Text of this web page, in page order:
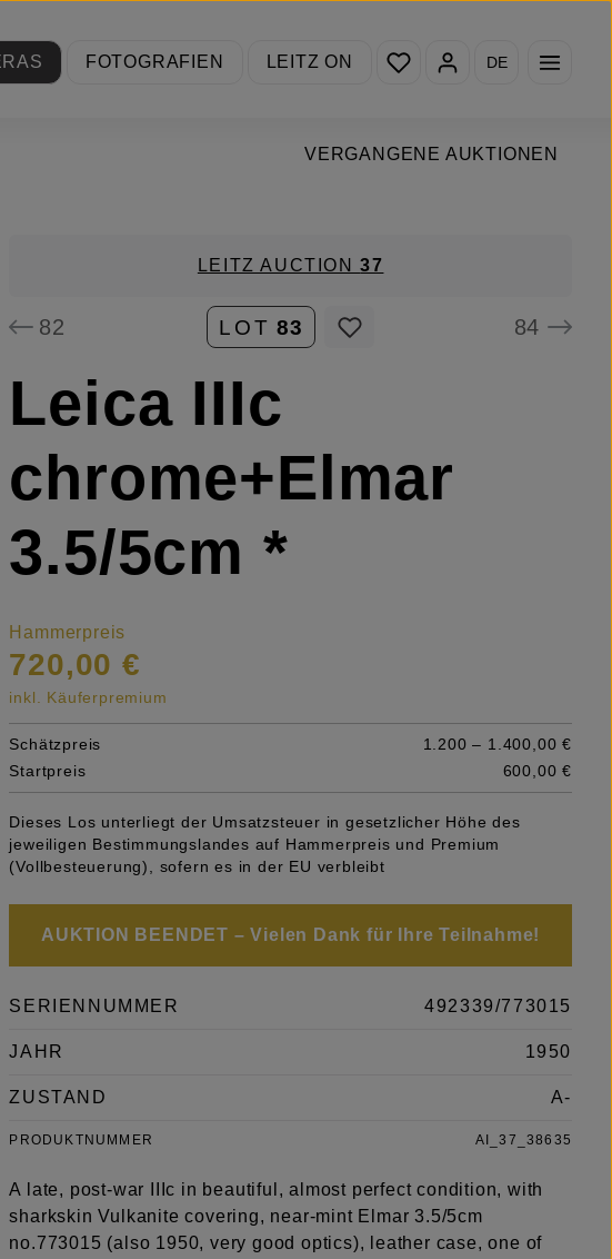
FOTOGRAFIEN LEITZ ON
Du hast 0 Produkte auf
DE
VERGANGENE AUKTIONEN
LEITZ AUCTION37
82 LOT 83 84
Leica IIIc
chrome+Elmar
3.5/5cm *
Hammerpreis
720,00 €
inkl. Käuferpremium
Schätzpreis
1.200 – 1.400,00 €
Startpreis
600,00 €
Dieses Los unterliegt der Umsatzsteuer in gesetzlicher Höhe des
jeweiligen Bestimmungslandes auf Hammerpreis und Premium
(Vollbesteuerung), sofern es in der EU verbleibt
AUKTION BEENDET – Vielen Dank für Ihre Teilnahme!
SERIENNUMMER 492339/773015
JAHR 1950
ZUSTAND A-
PRODUKTNUMMER AI_37_38635
A late, post-war IIIc in beautiful, almost perfect condition, with
sharkskin Vulkanite covering, near-mint Elmar 3.5/5cm
no.773015 (also 1950, very good optics), leather case, one of